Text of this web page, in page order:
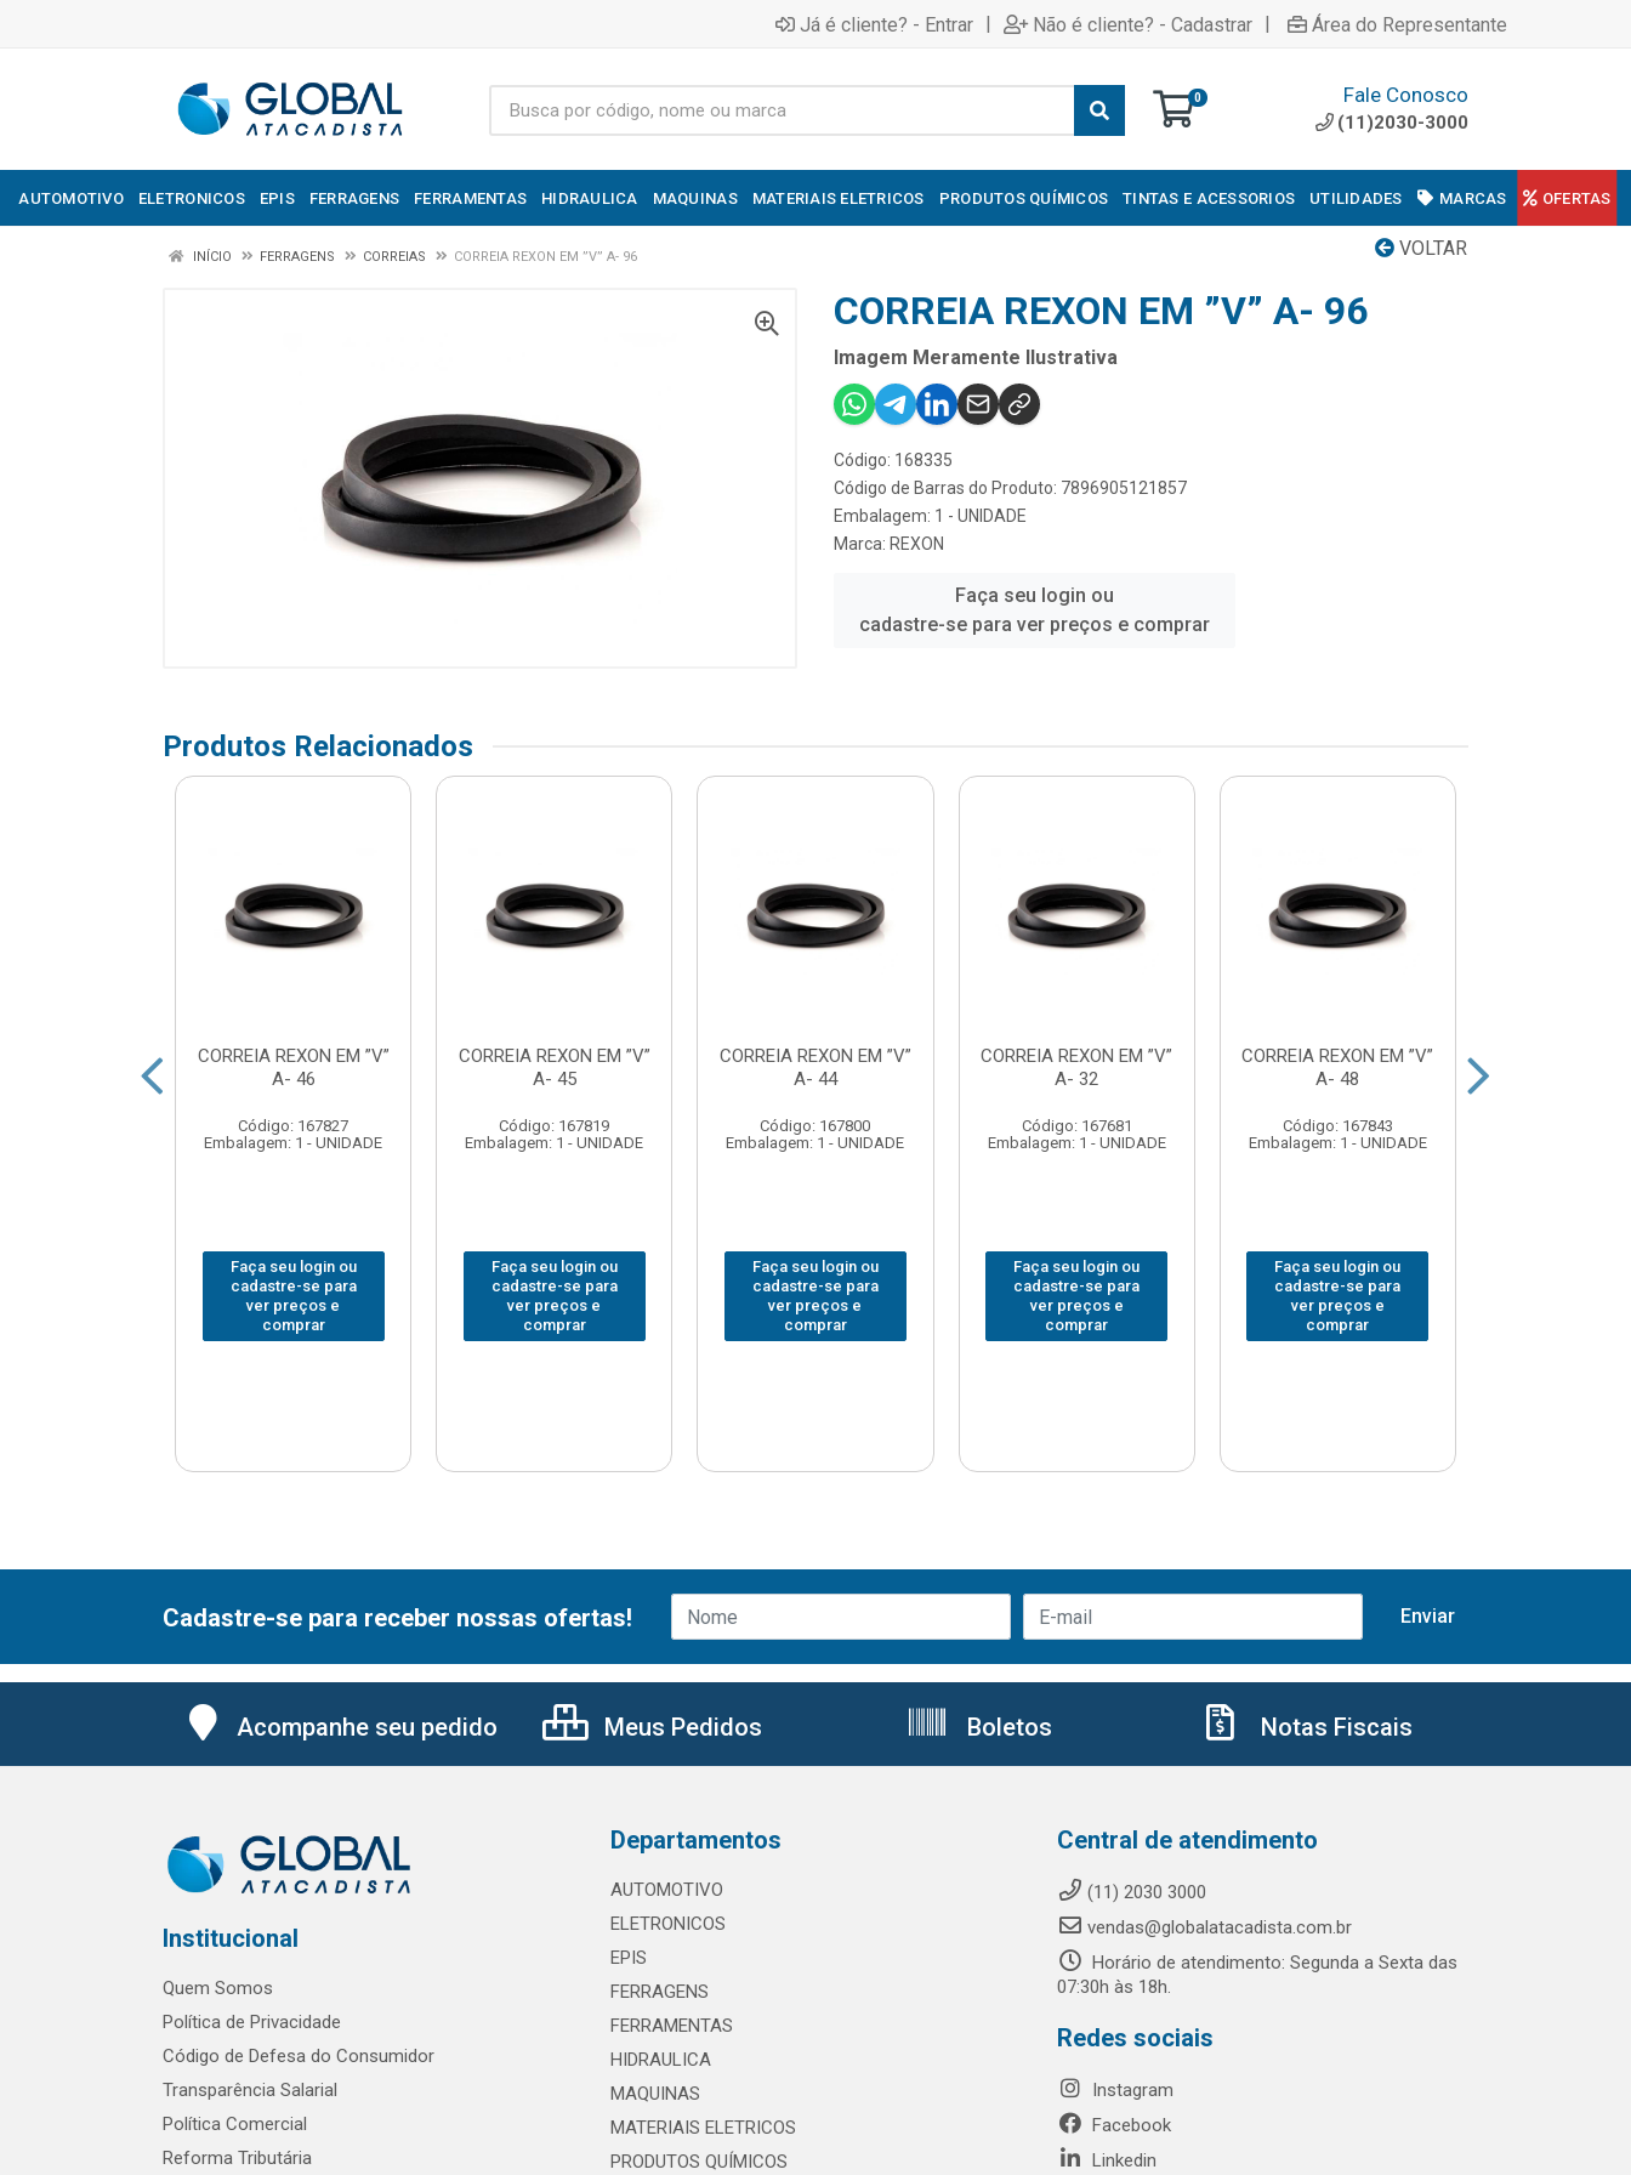
Já é cliente? - Entrar | Não é cliente? - Cadastrar | Área do Representante
0 Fale Conosco
(11)2030-3000
AUTOMOTIVO ELETRONICOS EPIS FERRAGENS FERRAMENTAS HIDRAULICA MAQUINAS MATERIAIS ELETRICOS PRODUTOS QUÍMICOS TINTAS E ACESSORIOS UTILIDADES MARCAS OFERTAS
VOLTAR
INÍCIO FERRAGENS CORREIAS CORREIA REXON EM ”V” A- 96
CORREIA REXON EM ”V” A- 96
Imagem Meramente Ilustrativa
Código: 168335
Código de Barras do Produto: 7896905121857
Embalagem: 1 - UNIDADE
Marca: REXON
Faça seu login ou
cadastre-se para ver preços e comprar
Produtos Relacionados
CORREIA REXON EM ”V”
A- 46
Código: 167827
Embalagem: 1 - UNIDADE
Faça seu login ou
cadastre-se para
ver preços e
comprar
CORREIA REXON EM ”V”
A- 45
Código: 167819
Embalagem: 1 - UNIDADE
Faça seu login ou
cadastre-se para
ver preços e
comprar
CORREIA REXON EM ”V”
A- 44
Código: 167800
Embalagem: 1 - UNIDADE
Faça seu login ou
cadastre-se para
ver preços e
comprar
CORREIA REXON EM ”V”
A- 32
Código: 167681
Embalagem: 1 - UNIDADE
Faça seu login ou
cadastre-se para
ver preços e
comprar
CORREIA REXON EM ”V”
A- 48
Código: 167843
Embalagem: 1 - UNIDADE
Faça seu login ou
cadastre-se para
ver preços e
comprar
Cadastre-se para receber nossas ofertas!
Acompanhe seu pedido Meus Pedidos Boletos Notas Fiscais
Institucional
Quem Somos
Política de Privacidade
Código de Defesa do Consumidor
Transparência Salarial
Política Comercial
Reforma Tributária
Departamentos
AUTOMOTIVO
ELETRONICOS
EPIS
FERRAGENS
FERRAMENTAS
HIDRAULICA
MAQUINAS
MATERIAIS ELETRICOS
PRODUTOS QUÍMICOS
Central de atendimento
(11) 2030 3000
vendas@globalatacadista.com.br
Horário de atendimento: Segunda a Sexta das
07:30h às 18h.
Redes sociais
Instagram
Facebook
Linkedin